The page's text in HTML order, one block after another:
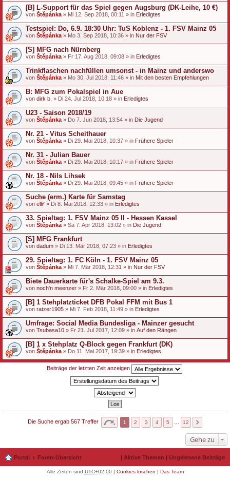
[B] L-Support für das Spiel gegen Augsburg (DK-Leihe, 10 €)
von Štěpánka » Mi 12. Sep 2018, 00:11 » in Erledigtes
Testspiel: Do, 6.9. 18:30 Uhr: TuS Koblenz - 1. FSV Mainz 05
von Štěpánka » Mo 3. Sep 2018, 10:36 » in Nur der FSV
[S] MFG nach Nürnberg
von Štěpánka » Fr 17. Aug 2018, 09:08 » in Erledigtes
Trinkflaschen nachfüllen umsonst - in Mainz und anderswo
von Štěpánka » Mo 30. Jul 2018, 11:46 » in Mit den besten Empfehlungen
B: MFG zum Pokalspiel in Aue
von dirk b. » Di 24. Jul 2018, 10:18 » in Erledigtes
U23 - Saison 2018/19
von Štěpánka » Do 7. Jun 2018, 13:54 » in Die Jugend
Nr. 21 - Vitus Scheithauer
von Štěpánka » Di 29. Mai 2018, 10:37 » in Frühere Spieler
Nr. 31 - Julian Bauer
von Štěpánka » Di 29. Mai 2018, 10:17 » in Frühere Spieler
Nr. 18 - Nils Lihsek
von Štěpánka » Di 29. Mai 2018, 09:45 » in Frühere Spieler
Suche (erm.) Karte für Samstag
von elli² » Di 8. Mai 2018, 12:33 » in Erledigtes
33. Spieltag: 1. FSV Mainz 05 II - Hessen Kassel
von Štěpánka » Sa 7. Apr 2018, 13:02 » in Die Jugend
[S] MFG Frankfurt
von dadum » Di 13. Mär 2018, 07:23 » in Erledigtes
29. Spieltag: 1. FC Köln - 1. FSV Mainz 05
von Štěpánka » Mi 7. Mär 2018, 12:31 » in Nur der FSV
Biete Dauerkarte für's Schalke-Spiel am 9.3.
von noch'n meenzer » Fr 2. Mär 2018, 09:00 » in Erledigtes
[B] 1 Stehplatzticket DFB Pokal FFM mit Bus 1
von ratzer1905 » Mi 7. Feb 2018, 11:49 » in Erledigtes
Umfrage: Social Media Bundesliga - Mainzer gesucht
von Tsubasa10 » Fr 21. Jul 2017, 12:09 » in Auf den Rängen
[B] 1 x Stehplatz Q-Block gegen Frankfurt (DK)
von Štěpánka » Do 11. Mai 2017, 19:39 » in Erledigtes
Beiträge der letzten Zeit anzeigen
Die Suche ergab 567 Treffer 1 2 3 4 5 12
Gehe zu
Portal Foren-Übersicht | Aktive Themen | Ungelesene Beiträge
Alle Zeiten sind UTC+02:00| Cookies löschen | Das Team